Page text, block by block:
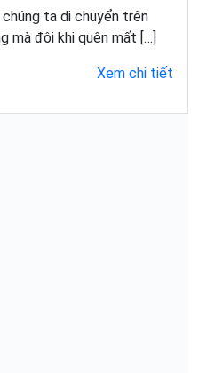
ta di chuyển trên
mà đôi khi quên mất […]
Xem chi tiết